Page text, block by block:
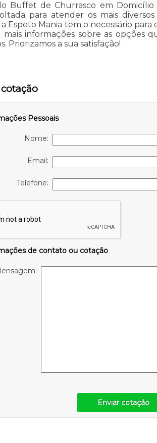
Buffet de Churrasco em Domicílio
para atender os mais
Espeto Mania tem o necessário
informações sobre as opções
Priorizamos a sua satisfação!
Pessoais
Nome:
Email:
Telefone:
de contato ou cotação
Enviar cotação